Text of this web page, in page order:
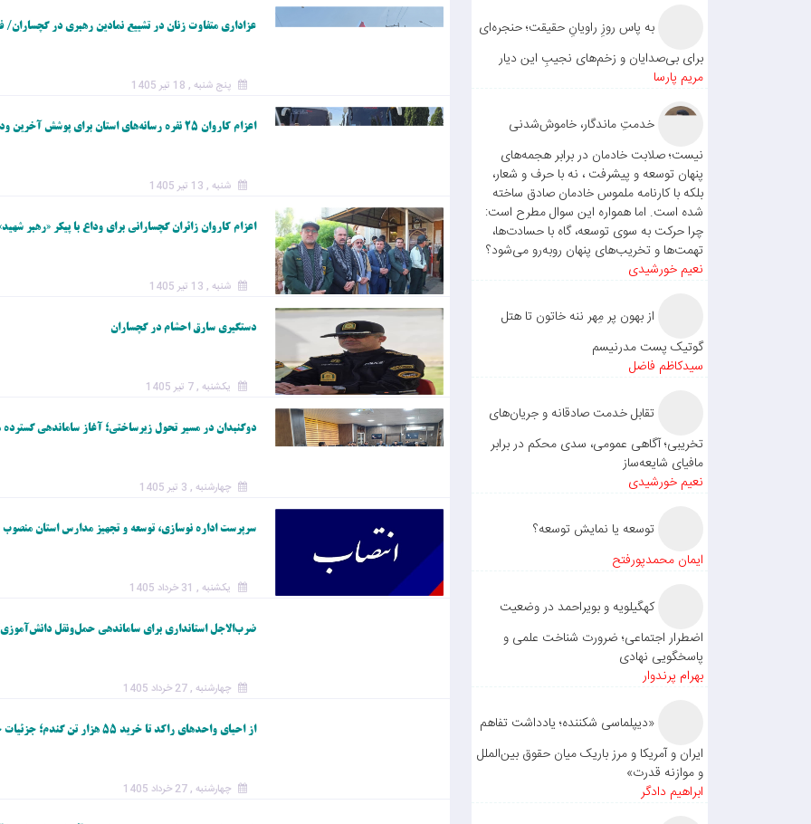
به پاس روزِ راویانِ حقیقت؛ حنجره‌ای
برای بی‌صدایان و زخم‌های نجیبِ این دیار
مریم پارسا
خدمتِ ماندگار، خاموش‌شدنی
نیست؛ صلابت خادمان در برابر هجمه‌های
پنهان توسعه و پیشرفت ، نه با حرف و شعار،
بلکه با کارنامه ملموس خادمان صادق ساخته
شده است. اما همواره این سوال مطرح است:
چرا حرکت به سوی توسعه، گاه با حسادت‌ها،
تهمت‌ها و تخریب‌های پنهان روبه‌رو می‌شود؟
نعیم خورشیدی
از بهون پر مِهر ننه خاتون تا هتل
گوتیک پست مدرنیسم
سیدکاظم فاضل
تقابل خدمت صادقانه و جریان‌های
تخریبی؛ آگاهی عمومی، سدی محکم در برابر
مافیای شایعه‌ساز
نعیم خورشیدی
توسعه یا نمایش توسعه؟
ایمان محمدپورفتح
کهگیلویه و بویراحمد در وضعیت
اضطرار اجتماعی؛ ضرورت شناخت علمی و
پاسخگویی نهادی
بهرام پرندوار
«دیپلماسی شکننده؛ یادداشت تفاهم
ایران و آمریکا و مرز باریک میان حقوق بین‌الملل
و موازنه قدرت»
ابراهیم دادگر
عزاداری متفاوت زنان در تشییع نمادین رهبری در گچساران/
پنج شنبه , 18 تیر 1405
اعزام کاروان ۲۵ نفره رسانه‌‌های استان برای پوشش آخرین وداع در تهران
شنبه , 13 تیر 1405
اعزام کاروان زائران گچسارانی برای وداع با پیکر «رهبر
شنبه , 13 تیر 1405
دستگيري سارق احشام در گچساران
یکشنبه , 7 تیر 1405
دوگنبدان در مسیر تحول زیرساختی؛ آغاز ساماندهی گسترده
چهارشنبه , 3 تیر 1405
سرپرست اداره نوسازی، توسعه و تجهیز مدارس استان
یکشنبه , 31 خرداد 1405
ضرب‌الاجل استانداری برای ساماندهی حمل‌ونقل
چهارشنبه , 27 خرداد 1405
از احیای واحدهای راکد تا خرید ۵۵ هزار تن گندم؛ جزئیات جهش کشاورزی کهگیلویه و بویراحمد در یک سال اخیر
چهارشنبه , 27 خرداد 1405